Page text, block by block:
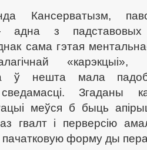
Кансерватызм,
адна з падставовых
сама гэтая
ў нешта мала
Згаданы
меўся б быць
гвалт і перверсію
пачатковую форму ды